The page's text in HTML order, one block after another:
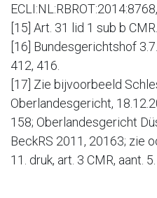
[15] Art. 31 lid 1 sub b CMR.
[16] Bundesgerichtshof
412, 416.
[17] Zie bijvoorbeeld
Oberlandesgericht,
158; Oberlandesgericht
BeckRS 2011, 20163; zie
11. druk, art. 3 CMR, aant. 5.